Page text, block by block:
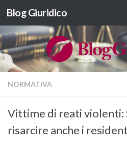
Salta al contenuto
Blog Giuridico
NORMATIVA
Vittime di reati violenti:
risarcire anche i